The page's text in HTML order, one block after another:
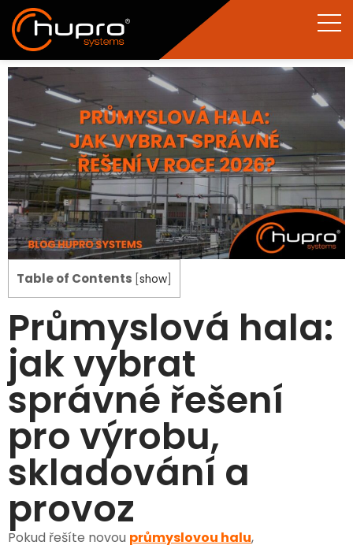
Table of Contents show
Průmyslová hala:
jak vybrat
správné řešení
pro výrobu,
skladování a
provoz
Pokud řešíte novou průmyslovou halu,